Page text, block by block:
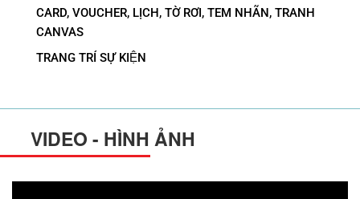
CARD, VOUCHER, LỊCH, TỜ RƠI, TEM NHÃN, TRANH
CANVAS
TRANG TRÍ SỰ KIỆN
VIDEO - HÌNH ẢNH